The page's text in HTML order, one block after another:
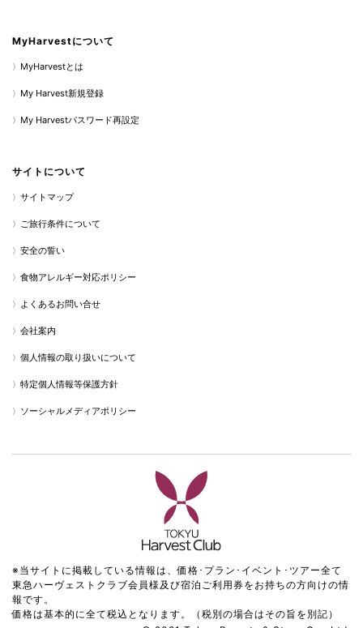
MyHarvestについて
MyHarvestとは
My Harvest新規登録
My Harvestパスワード再設定
サイトについて
サイトマップ
ご旅行条件について
安全の誓い
食物アレルギー対応ポリシー
よくあるお問い合せ
会社案内
個人情報の取り扱いについて
特定個人情報等保護方針
ソーシャルメディアポリシー
※当サイトに掲載している情報は、価格･プラン･イベント･ツアー全て
東急ハーヴェストクラブ会員様及び宿泊ご利用券をお持ちの方向けの情
報です。
価格は基本的に全て税込となります。（税別の場合はその旨を別記）